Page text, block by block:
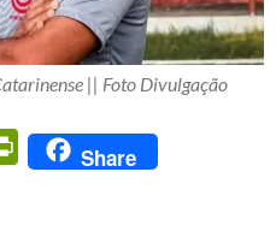
|| Foto Divulgação
PrintFriendly
Share